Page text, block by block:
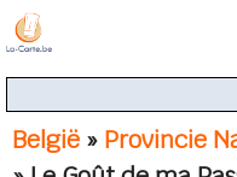
België » Provincie